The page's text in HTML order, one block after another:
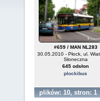
#659 / MAN NL283
30.05.2010 - Płock, ul.
Słoneczna
645 odsłon
plockibus
plików: 10, stron: 1